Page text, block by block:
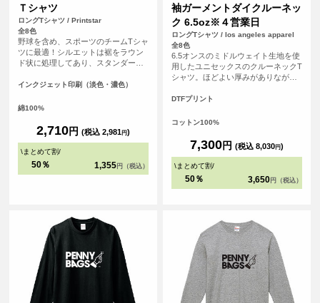
Ｔシャツ
ロングTシャツ / Printstar
全8色
野球を含め、スポーツのチームTシャ
ツに最適！シルエットは裾をラウン
ド状に処理してあり、スタンダード
で背番号や名前、ロゴを入れて、お
フォーム）を作りましょう！！
インクジェット印刷（淡色・濃色）
綿100%
2,710円 (税込 2,981円)
\まとめて割/
50％ 1,355 円（税込）
袖ガーメントダイクルーネッ
ク 6.5oz※４営業日
ロングTシャツ / los angeles apparel
全8色
6.5オンスのミドルウェイト生地を使
用したユニセックスのクルーネックT
シャツ。ほどよい厚みがありながら
ンナーとしても使いやすいバランス
ス生産ならではのベーシックでタフ
ん、プリントやカスタム用ボディと
しても幅広く活用できる一着です。
<br> ※お客様の閲覧環境により、商
がございます。
DTFプリント
コットン100%
7,300円 (税込 8,030円)
\まとめて割/
50％ 3,650 円（税込）